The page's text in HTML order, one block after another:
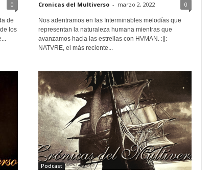
0
de
los
Cronicas del Multiverso - marzo 2, 2022 0
Nos adentramos en las Interminables melodías que
representan la naturaleza humana mientras que
avanzamos hacia las estrellas con HVMAN. :||:
NATVRE, el más reciente...
Podcast